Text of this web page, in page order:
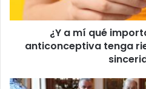
píldora
anticonceptiva
riesgo?
sinceridad.
¿Y a mí qué
anticonceptiva tenga
Encuentro